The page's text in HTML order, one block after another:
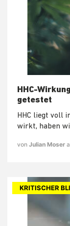
HHC-
getestet
HHC liegt voll
wirkt, haben
von Julian Moser
KRITISCHER